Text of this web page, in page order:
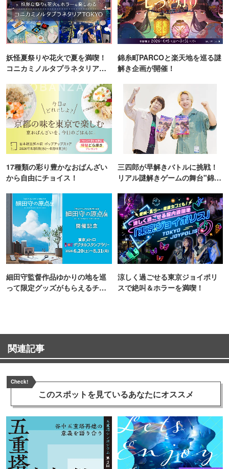
妖怪夏祭りや花火で夏を満喫！
コニカミノルタプラネタリア
錦糸町PARCOと楽天地を巡る謎
解き企画が開催！
17種類の彩り豊かなおばんざい
から自由にチョイス！
三四郎が早解きバトルに挑戦！
リアル謎解きゲームの舞台"錦糸
細田守監督作品ゆかりの地を巡
って限定グッズがもらえるチャ
涼しく過ごせる東京ジョイポリ
スで絶叫＆ホラーを満喫！
関連記事
Check!
このスポットを見ているあなたにオススメ